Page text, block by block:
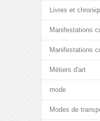
Livres et
Manifestations
Manifestations
Métiers d'art
mode
Modes de